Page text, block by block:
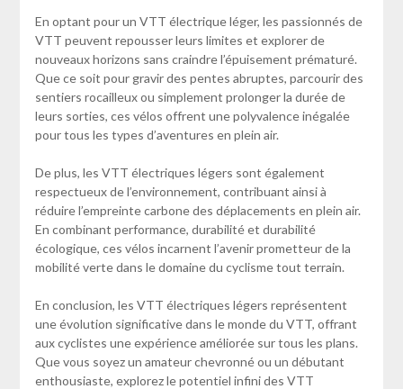
En optant pour un VTT électrique léger, les passionnés de
VTT peuvent repousser leurs limites et explorer de
nouveaux horizons sans craindre l’épuisement prématuré.
Que ce soit pour gravir des pentes abruptes, parcourir des
sentiers rocailleux ou simplement prolonger la durée de
leurs sorties, ces vélos offrent une polyvalence inégalée
pour tous les types d’aventures en plein air.
De plus, les VTT électriques légers sont également
respectueux de l’environnement, contribuant ainsi à
réduire l’empreinte carbone des déplacements en plein air.
En combinant performance, durabilité et durabilité
écologique, ces vélos incarnent l’avenir prometteur de la
mobilité verte dans le domaine du cyclisme tout terrain.
En conclusion, les VTT électriques légers représentent
une évolution significative dans le monde du VTT, offrant
aux cyclistes une expérience améliorée sur tous les plans.
Que vous soyez un amateur chevronné ou un débutant
enthousiaste, explorez le potentiel infini des VTT